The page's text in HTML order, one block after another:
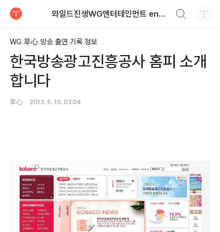
와일드진생WG엔터테인먼트 entertainment
WG 草心 방송 출연 기록 정보
한국방송광고진흥공사 홈피 소개
합니다
草心 2013. 5. 10. 03:04